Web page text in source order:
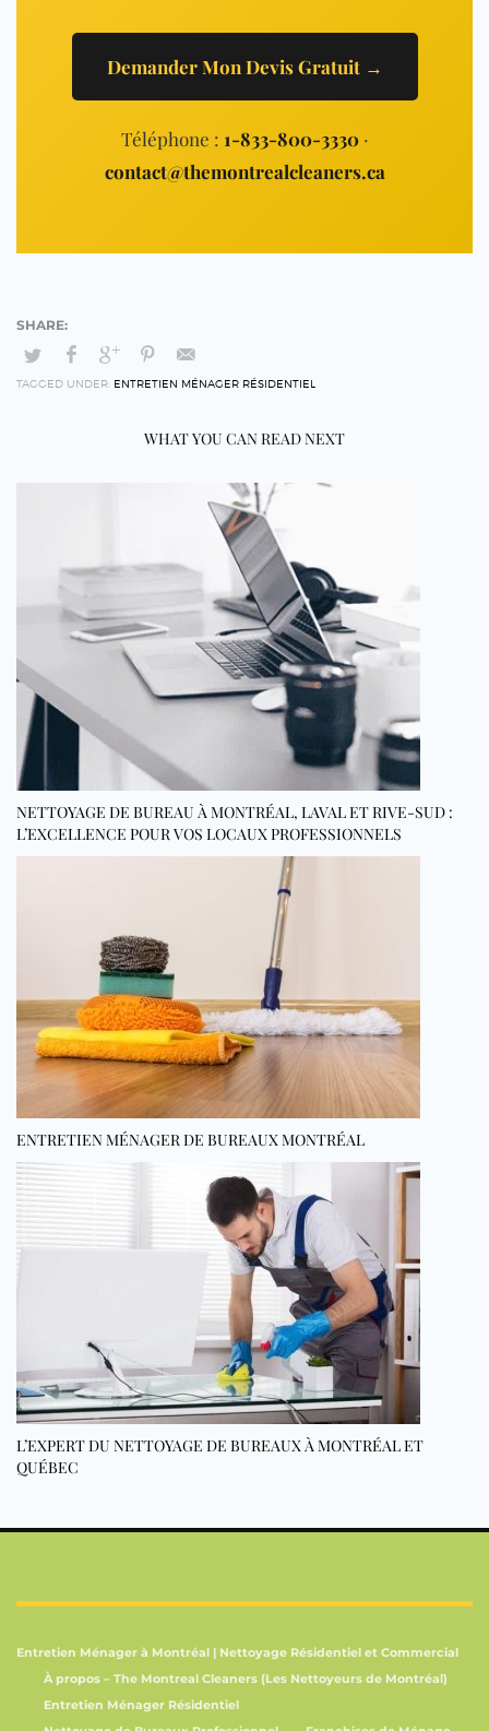
Demander Mon Devis Gratuit →
Téléphone : 1-833-800-3330 ·
contact@themontrealcleaners.ca
TAGGED UNDER: ENTRETIEN MÉNAGER RÉSIDENTIEL
WHAT YOU CAN READ NEXT
NETTOYAGE DE BUREAU À MONTRÉAL, LAVAL ET RIVE-SUD :
L’EXCELLENCE POUR VOS LOCAUX PROFESSIONNELS
ENTRETIEN MÉNAGER DE BUREAUX MONTRÉAL
L’EXPERT DU NETTOYAGE DE BUREAUX À MONTRÉAL ET
QUÉBEC
Entretien Ménager à Montréal | Nettoyage Résidentiel et Commercial
À propos – The Montreal Cleaners (Les Nettoyeurs de Montréal)
Entretien Ménager Résidentiel